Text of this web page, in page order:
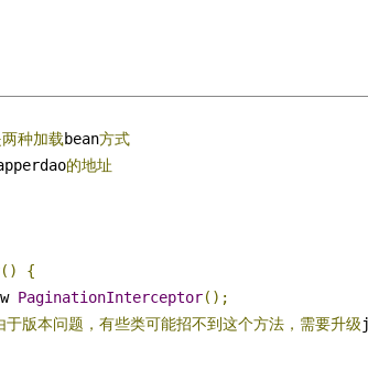
种加载bean方式
的地址
()
{
PaginationInterceptor();
于版本问题，有些类可能招不到这个方法，需要升级